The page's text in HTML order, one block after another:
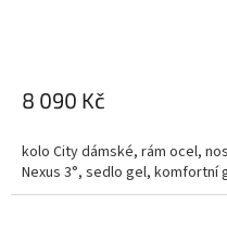
8 090 Kč
kolo City dámské, rám ocel,
Nexus 3°, sedlo gel,